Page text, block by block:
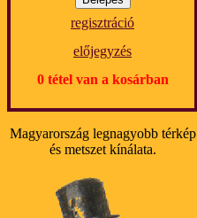
regisztráció
előjegyzés
0 tétel van a kosárban
Magyarország legnagyobb térkép
és metszet kínálata.